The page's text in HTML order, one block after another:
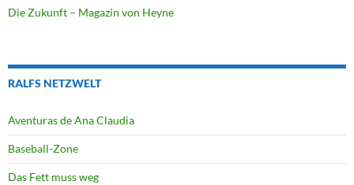
Die Zukunft – Magazin von Heyne
RALFS NETZWELT
Aventuras de Ana Claudia
Baseball-Zone
Das Fett muss weg